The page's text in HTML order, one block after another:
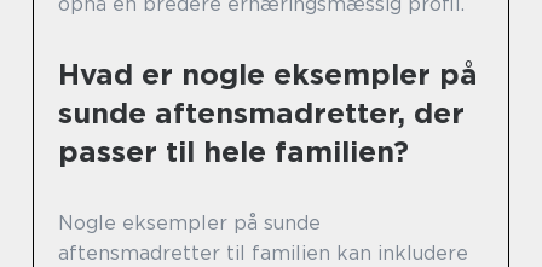
opnå en bredere ernæringsmæssig profil.
Hvad er nogle eksempler på
sunde aftensmadretter, der
passer til hele familien?
Nogle eksempler på sunde
aftensmadretter til familien kan inkludere